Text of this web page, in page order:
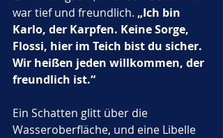
war tief und freundlich. „Ich bin
Karlo, der Karpfen. Keine Sorge,
Flossi, hier im Teich bist du sicher.
Wir heißen jeden willkommen, der
freundlich ist.“
Ein Schatten glitt über die
Wasseroberfläche, und eine Libelle